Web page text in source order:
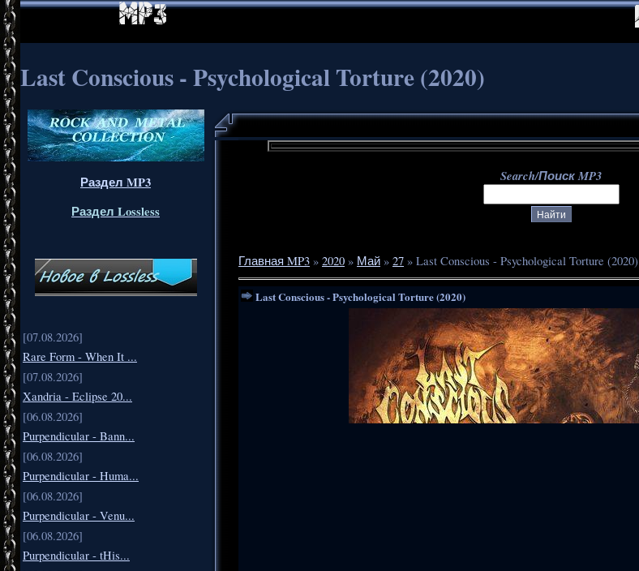
Last Conscious - Psychological Torture (2020)
Раздел MP3
Раздел Lossless
[07.08.2026]
Rare Form - When It ...
[07.08.2026]
Xandria - Eclipse 20...
[06.08.2026]
Purpendicular - Bann...
[06.08.2026]
Purpendicular - Huma...
[06.08.2026]
Purpendicular - Venu...
[06.08.2026]
Purpendicular - tHis...
Search/Поиск MP3
Главная MP3 » 2020 » Май » 27 » Last Conscious - Psychological Torture (2020)
Last Conscious - Psychological Torture (2020)